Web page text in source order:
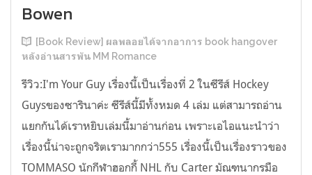
Bowen
[Book Review] ผลพลอยได้จากอาการ book hangover
หลังอ่านสารพัน MM Romance
รีวิว:I'm Your Guy เรื่องนี้เป็นเรื่องที่ 2 ในซีรีส์ Hockey
Guysของซารินาค่ะ ซีรีส์นี้มีทั้งหมด 4 เล่ม แต่สามารถอ่าน
แยกกันได้เราหยิบเล่มนี้มาอ่านก่อน เพราะเอไอแนะนำว่า
เรื่องนี้น่าจะถูกจริตเรามากกว่า555 เรื่องนี้เป็นเรื่องราวของ
TOMMASO นักกีฬาฮอกกี้ NHL กับ Carter มัณฑนากรมือ